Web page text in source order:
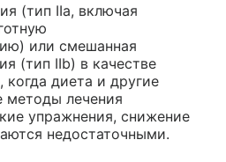
(тип IIa, включая
или смешанная
(тип IIb) в качестве
когда диета и другие
методы лечения
упражнения, снижение
недостаточными.